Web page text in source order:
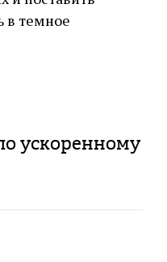
в темное
ускоренному